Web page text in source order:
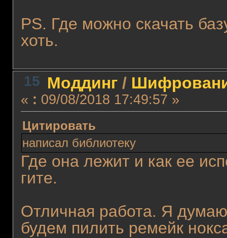
PS. Где можно скачать
хоть.
15 Моддинг/
« : 09/08/2018 17:49:57 »
Цитировать
написал библиотеку
Где она лежит и как ее
гите.
Отличная работа. Я
будем пилить ремейк